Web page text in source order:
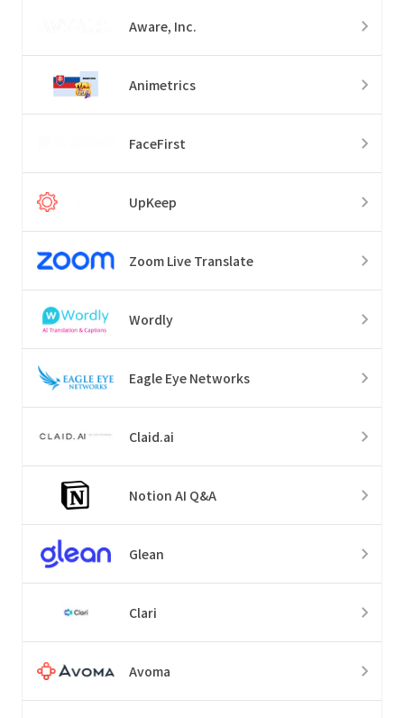
Aware, Inc.
Animetrics
FaceFirst
UpKeep
Zoom Live Translate
Wordly
Eagle Eye Networks
Claid.ai
Notion AI Q&A
Glean
Clari
Avoma